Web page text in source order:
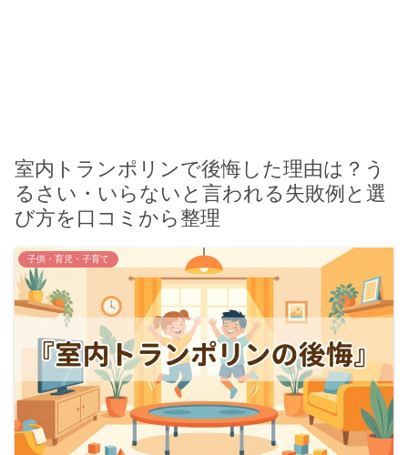
室内トランポリンで後悔した理由は？う
るさい・いらないと言われる失敗例と選
び方を口コミから整理
子供・育児・子育て